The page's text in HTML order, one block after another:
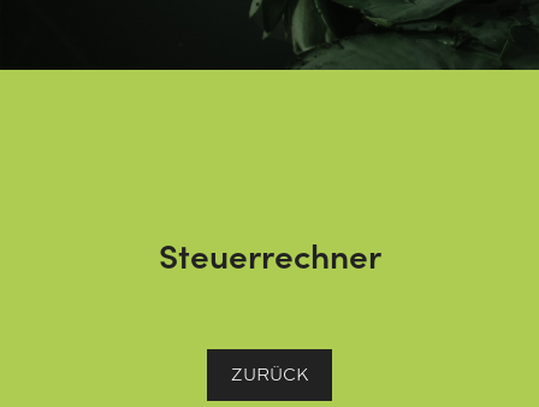
Steuerrechner
ZURÜCK